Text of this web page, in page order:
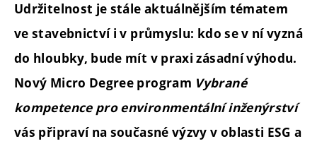
Udržitelnost je stále aktuálnějším tématem
ve stavebnictví i v průmyslu: kdo se v ní vyzná
do hloubky, bude mít v praxi zásadní výhodu.
Nový Micro Degree program Vybrané
kompetence pro environmentální inženýrství
vás připraví na současné výzvy v oblasti ESG a